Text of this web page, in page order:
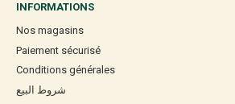
INFORMATIONS
Nos magasins
Paiement sécurisé
Conditions générales
شروط البيع